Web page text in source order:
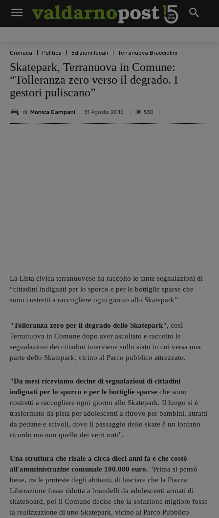
Cronaca Politica Edizioni locali Terranuova Bracciolini
Skatepark, Terranuova in Comune:
“Tolleranza zero verso il degrado. I
gestori puliscano”
di Monica Campani 31 Agosto 2015 530
La Lista civica terranuovese ha raccolto le tante segnalazioni di
“cittadini indignati per lo sporco e per le bottiglie sparse che
sono costretti a raccogliere ogni giorno allo Skatepark”
"Tolleranza zero per il degrado dello Skatepark", così
Terranuova in Comune dopo aver ascoltato e raccolto le
segnalazioni dei cittadini interviene sullo stato in cui versa una
parte dello Skatepark, vicino al Parco pubblico attrezzato.
"Da mesi riceviamo decine di segnalazioni di cittadini
indignati per lo sporco e per le bottiglie sparse che sono
costretti a raccogliere ogni giorno allo Skatepark. Il luogo si è
trasformato da pista per adolescenti a ritrovo per bambini, attratti
da pedane e scivoli, dove il passaggio dello skate è un lontano
ricordo ma non quello dei vetri rotti".
Una struttura che risale a circa dieci anni fa e che costò
all'amministrazine comunale 100.000 euro. "Prima si pensò
bene, tra le proteste degli abitanti, di lasciare che la Piazza
Liberazione fosse ridotta a brandelli da adolescenti armati di
skateboard, poi il Comune decise che la soluzione migliore fosse
la realizzazione di uno Skatepark, vicino al Parco Pubblico